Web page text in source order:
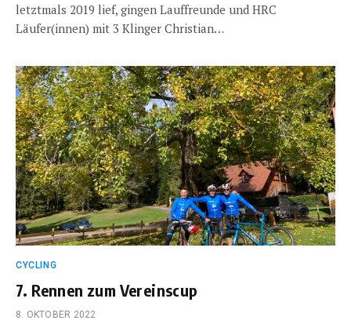
letztmals 2019 lief, gingen Lauffreunde und HRC
Läufer(innen) mit 3 Klinger Christian…
CYCLING
7. Rennen zum Vereinscup
8. OKTOBER 2022